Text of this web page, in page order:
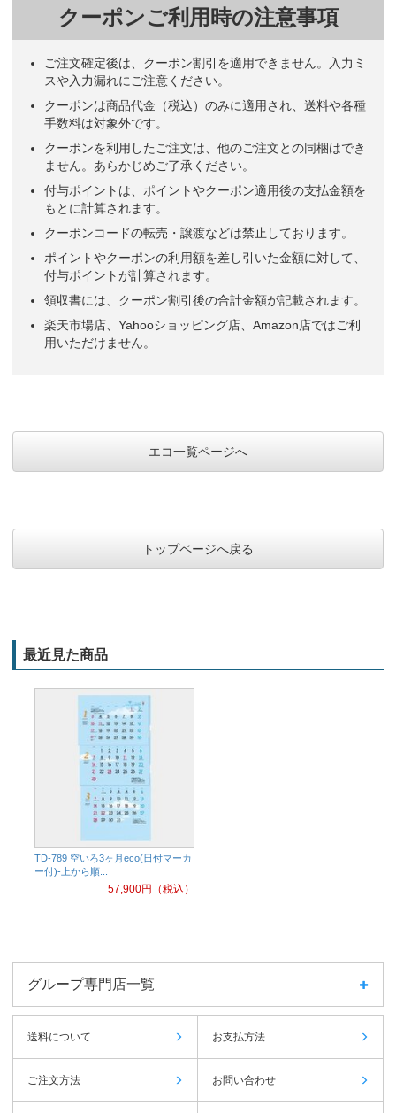
クーポンご利用時の注意事項
ご注文確定後は、クーポン割引を適用できません。入力ミ
スや入力漏れにご注意ください。
クーポンは商品代金（税込）のみに適用され、送料や各種
手数料は対象外です。
クーポンを利用したご注文は、他のご注文との同梱はでき
ません。あらかじめご了承ください。
付与ポイントは、ポイントやクーポン適用後の支払金額を
もとに計算されます。
クーポンコードの転売・譲渡などは禁止しております。
ポイントやクーポンの利用額を差し引いた金額に対して、
付与ポイントが計算されます。
領収書には、クーポン割引後の合計金額が記載されます。
楽天市場店、Yahooショッピング店、Amazon店ではご利
用いただけません。
エコ一覧ページへ
トップページへ戻る
最近見た商品
TD-789 空いろ3ヶ月eco(日付マーカ
ー付)-上から順...
57,900円（税込）
グループ専門店一覧
送料について お支払方法
ご注文方法 お問い合わせ